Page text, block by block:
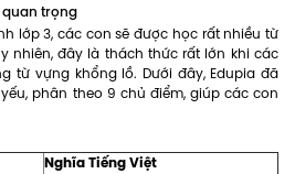
quan trọng
lớp 3, các con sẽ được học rất nhiều từ
nhiên, đây là thách thức rất lớn khi các
từ vựng khổng lồ. Dưới đây, Edupia đã
phân theo 9 chủ điểm, giúp các con
Nghĩa Tiếng Việt